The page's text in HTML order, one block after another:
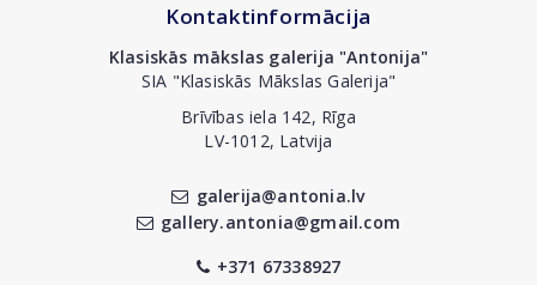
Kontaktinformācija
Klasiskās mākslas galerija "Antonija"
SIA "Klasiskās Mākslas Galerija"
Brīvības iela 142, Rīga
LV-1012, Latvija
galerija@antonia.lv
gallery.antonia@gmail.com
+371 67338927